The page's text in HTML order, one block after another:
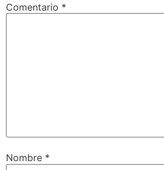
Comentario *
Nombre *